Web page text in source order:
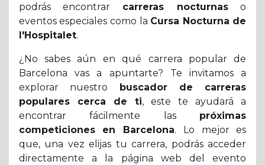
podrás encontrar carreras nocturnaso
eventos especiales como la Cursa Nocturna de
l'Hospitalet.
¿No sabes aún en qué carrera popular de
Barcelona vas a apuntarte? Te invitamos a
explorar nuestro buscador de carreras
populares cerca de ti, este te ayudará a
encontrar fácilmente las próximas
competiciones en Barcelona. Lo mejor es
que, una vez elijas tu carrera, podrás acceder
directamente a la página web del evento